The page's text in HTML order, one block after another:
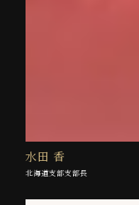
水田 香
北海道支部支部長